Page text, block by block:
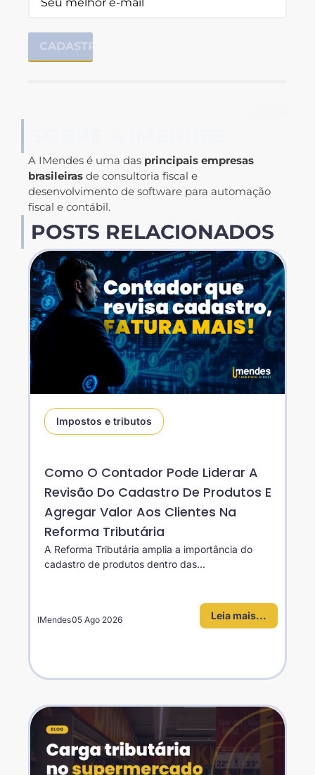
A IMendes é uma das principais empresas
brasileiras de consultoria fiscal e
desenvolvimento de software para automação
fiscal e contábil.
POSTS RELACIONADOS
Impostos e tributos
Como O Contador Pode Liderar A
Revisão Do Cadastro De Produtos E
Agregar Valor Aos Clientes Na
Reforma Tributária
A Reforma Tributária amplia a importância do
cadastro de produtos dentro das...
Leia mais...
IMendes05 Ago 2026